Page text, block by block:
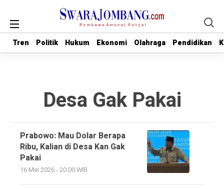
Tren Politik Hukum Ekonomi Olahraga Pendidikan
Tren Politik Hukum Ekonomi Olahraga Pendidikan
Desa Gak Pakai
Prabowo: Mau Dolar Berapa
Ribu, Kalian di Desa Kan Gak
Pakai
16 Mei 2026 - 20:00 WIB